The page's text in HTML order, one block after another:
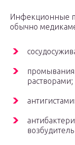
Инфекционные
обычно
растворами;